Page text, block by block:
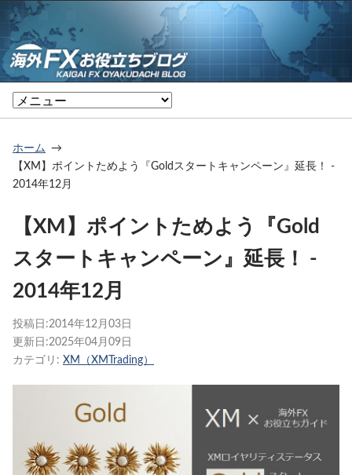
ホーム
【XM】ポイントためよう『Goldスタートキャンペーン』延長！ -
2014年12月
【XM】ポイントためよう『Gold
スタートキャンペーン』延長！ -
2014年12月
投稿日:2014年12月03日
更新日:2025年04月09日
カテゴリ: XM（XMTrading）